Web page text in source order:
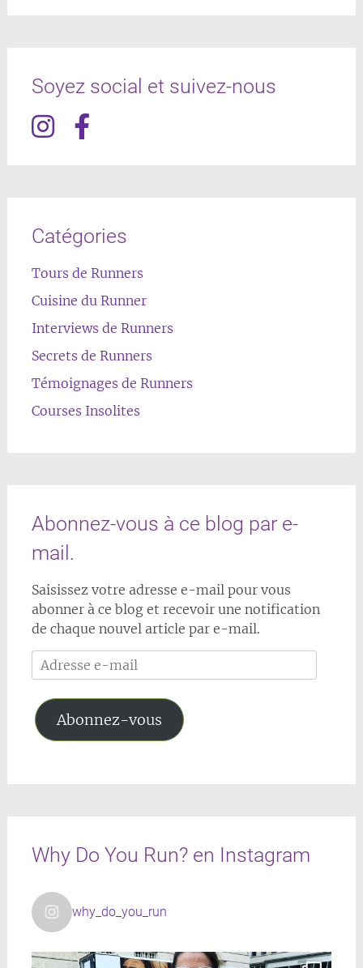
Soyez social et suivez-nous
Catégories
Tours de Runners
Cuisine du Runner
Interviews de Runners
Secrets de Runners
Témoignages de Runners
Courses Insolites
Abonnez-vous à ce blog par e-
mail.
Saisissez votre adresse e-mail pour vous
abonner à ce blog et recevoir une notification
de chaque nouvel article par e-mail.
Adresse
e-
mail
Abonnez-vous
Why Do You Run? en Instagram
why_do_you_run